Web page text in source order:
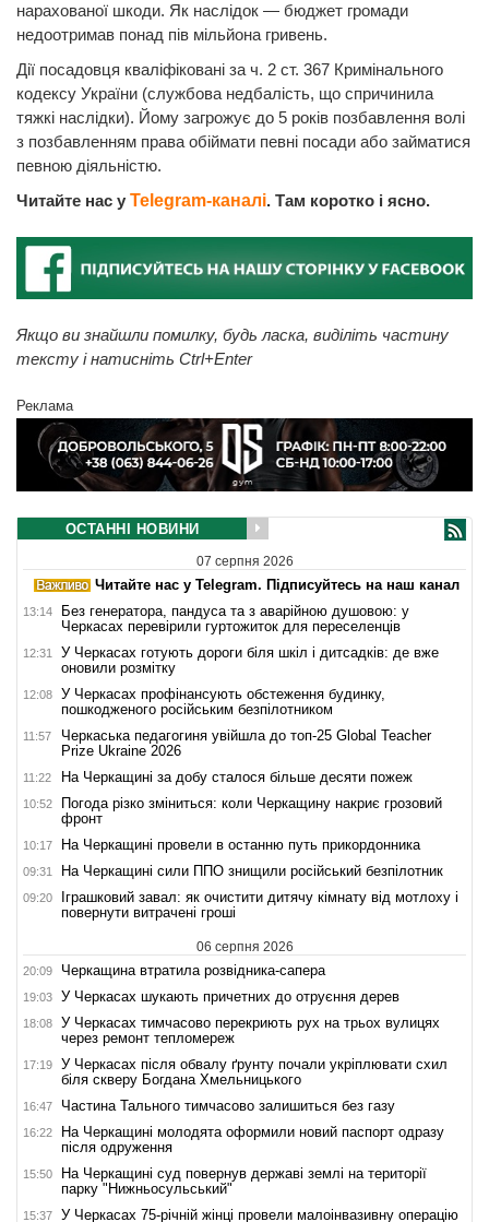
нарахованої шкоди. Як наслідок — бюджет громади
недоотримав понад пів мільйона гривень.
Дії посадовця кваліфіковані за ч. 2 ст. 367 Кримінального
кодексу України (службова недбалість, що спричинила
тяжкі наслідки). Йому загрожує до 5 років позбавлення волі
з позбавленням права обіймати певні посади або займатися
певною діяльністю.
Читайте нас у Telegram-каналі. Там коротко і ясно.
Якщо ви знайшли помилку, будь ласка, виділіть частину
тексту і натисніть Ctrl+Enter
Реклама
ОСТАННІ НОВИНИ
07 серпня 2026
Читайте нас у Telegram. Підписуйтесь на наш канал
13:14
Без генератора, пандуса та з аварійною душовою: у
Черкасах перевірили гуртожиток для переселенців
12:31
У Черкасах готують дороги біля шкіл і дитсадків: де вже
оновили розмітку
12:08
У Черкасах профінансують обстеження будинку,
пошкодженого російським безпілотником
11:57
Черкаська педагогиня увійшла до топ-25 Global Teacher
Prize Ukraine 2026
11:22 На Черкащині за добу сталося більше десяти пожеж
10:52
Погода різко зміниться: коли Черкащину накриє грозовий
фронт
10:17 На Черкащині провели в останню путь прикордонника
09:31 На Черкащині сили ППО знищили російський безпілотник
09:20
Іграшковий завал: як очистити дитячу кімнату від мотлоху і
повернути витрачені гроші
06 серпня 2026
20:09 Черкащина втратила розвідника-сапера
19:03 У Черкасах шукають причетних до отруєння дерев
18:08
У Черкасах тимчасово перекриють рух на трьох вулицях
через ремонт тепломереж
17:19
У Черкасах після обвалу ґрунту почали укріплювати схил
біля скверу Богдана Хмельницького
16:47 Частина Тального тимчасово залишиться без газу
16:22
На Черкащині молодята оформили новий паспорт одразу
після одруження
15:50
На Черкащині суд повернув державі землі на території
парку "Нижньосульський"
15:37
У Черкасах 75-річній жінці провели малоінвазивну операцію